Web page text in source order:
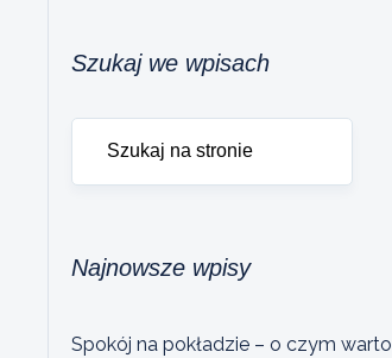
Szukaj we wpisach
Najnowsze wpisy
Spokój na pokładzie – o czym warto